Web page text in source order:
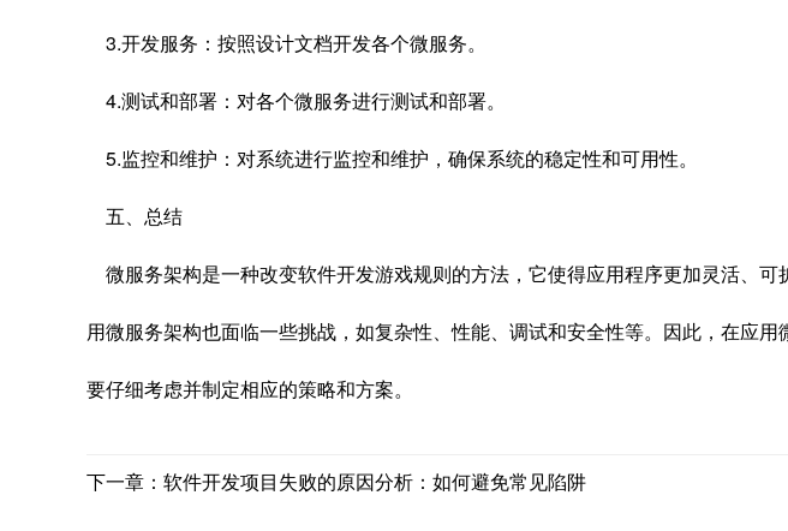
3.开发服务：按照设计文档开发各个微服务。
4.测试和部署：对各个微服务进行测试和部署。
5.监控和维护：对系统进行监控和维护，确保系统的稳定性和可用性。
五、总结
微服务架构是一种改变软件开发游戏规则的方法，它使得应用程序更加灵活、可
用微服务架构也面临一些挑战，如复杂性、性能、调试和安全性等。因此，在应用
要仔细考虑并制定相应的策略和方案。
下一章：软件开发项目失败的原因分析：如何避免常见陷阱